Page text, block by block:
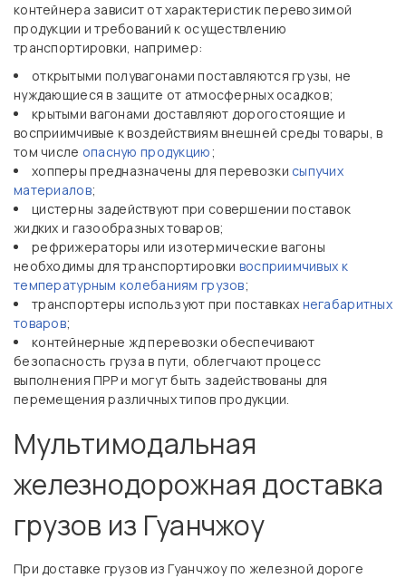
контейнера зависит от характеристик перевозимой
продукции и требований к осуществлению
транспортировки, например:
открытыми полувагонами поставляются грузы, не
нуждающиеся в защите от атмосферных осадков;
крытыми вагонами доставляют дорогостоящие и
восприимчивые к воздействиям внешней среды товары, в
том числе опасную продукцию;
хопперы предназначены для перевозки сыпучих
материалов;
цистерны задействуют при совершении поставок
жидких и газообразных товаров;
рефрижераторы или изотермические вагоны
необходимы для транспортировки восприимчивых к
температурным колебаниям грузов;
транспортеры используют при поставках негабаритных
товаров;
контейнерные жд перевозки обеспечивают
безопасность груза в пути, облегчают процесс
выполнения ПРР и могут быть задействованы для
перемещения различных типов продукции.
Мультимодальная
железнодорожная доставка
грузов из Гуанчжоу
При доставке грузов из Гуанчжоу по железной дороге